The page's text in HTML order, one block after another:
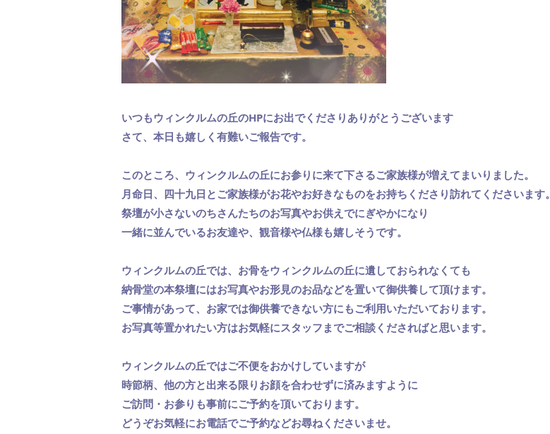
いつもウィンクルムの丘のHPにお出でくださりありがとうございます
さて、本日も嬉しく有難いご報告です。
このところ、ウィンクルムの丘にお参りに来て下さるご家族様が増えてまいりました。
月命日、四十九日とご家族様がお花やお好きなものをお持ちくださり訪れてくださいます。
祭壇が小さないのちさんたちのお写真やお供えでにぎやかになり
一緒に並んでいるお友達や、観音様や仏様も嬉しそうです。
ウィンクルムの丘では、お骨をウィンクルムの丘に遺しておられなくても
納骨堂の本祭壇にはお写真やお形見のお品などを置いて御供養して頂けます。
ご事情があって、お家では御供養できない方にもご利用いただいております。
お写真等置かれたい方はお気軽にスタッフまでご相談くださればと思います。
ウィンクルムの丘ではご不便をおかけしていますが
時節柄、他の方と出来る限りお顔を合わせずに済みますように
ご訪問・お参りも事前にご予約を頂いております。
どうぞお気軽にお電話でご予約などお尋ねくださいませ。